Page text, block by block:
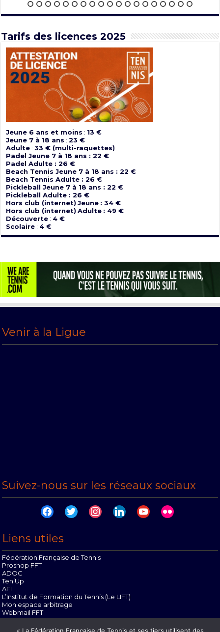
Tarifs des licences 2025
Jeune 6 ans et moins : 13 €
Jeune 7 à 18 ans :23 €
Adulte :33 € (multi-raquettes)
Padel Jeune 7 à 18 ans : 22 €
Padel Adulte : 26 €
Beach Tennis Jeune 7 à 18 ans : 22 €
Beach Tennis Adulte : 26 €
Pickleball Jeune 7 à 18 ans : 22 €
Pickleball Adulte : 26 €
Hors club (internet) Jeune : 34 €
Hors club (internet) Adulte : 49 €
Découverte : 4 €
Scolaire : 4 €
Venir à la Ligue
Suivez-nous sur les réseaux sociaux
facebooktwitter instagramlinkedinyoutubeflickr
Liens utiles
Fédération Française de Tennis
Proshop FFT
ADOC
Ten’Up
AEI
L’Institut de Formation du Tennis (Le LIFT)
Mon espace arbitrage
Webmail FFT
Offres d’emploi